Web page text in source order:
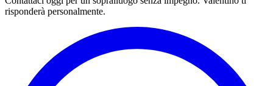
risponderà personalmente.